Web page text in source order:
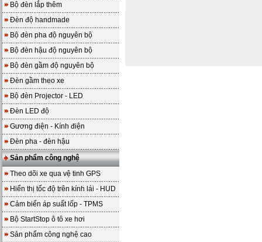
Bộ đèn lắp thêm
Đèn độ handmade
Bộ đèn pha độ nguyên bộ
Bộ đèn hậu độ nguyên bộ
Bộ đèn gầm độ nguyên bộ
Đèn gầm theo xe
Bộ đèn Projector - LED
Đèn LED độ
Gương điện - Kính điện
Đèn pha - đèn hậu
Sản phẩm công nghệ
Theo dõi xe qua vệ tinh GPS
Hiển thị tốc độ trên kính lái - HUD
Cảm biến áp suất lốp - TPMS
Bộ StartStop ô tô xe hơi
Sản phẩm công nghệ cao